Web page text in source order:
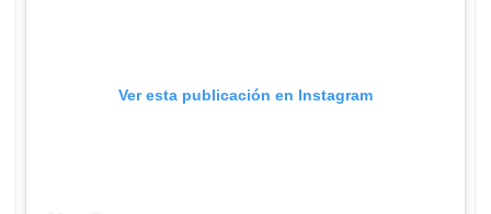
Ver esta publicación en Instagram